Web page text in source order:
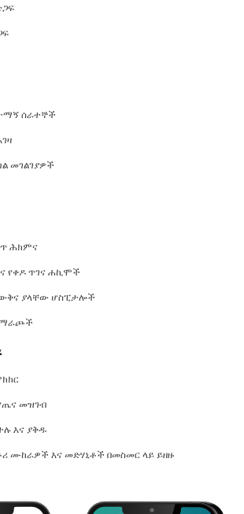
ሰራተኞች
መገልገያዎች
ሕክምና
የቀዶ ጥገና ሐኪሞች
ያላቸው ሆስፒታሎች
መዝገብ
እና ያቅዱ
ሙከራዎች እና መድሃኒቶች በመስመር ላይ ይዘዙ